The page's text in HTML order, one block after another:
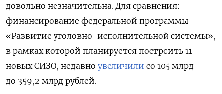
довольно незначительна. Для сравнения:
финансирование федеральной программы
«Развитие уголовно-исполнительной системы»,
в рамках которой планируется построить 11
новых СИЗО, недавно увеличили со 105 млрд
до 359,2 млрд рублей.